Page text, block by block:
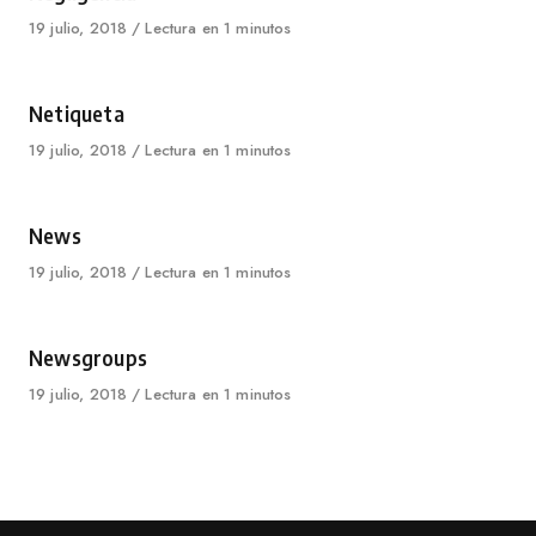
Published
19 julio, 2018 Lectura en 1 minutos
Category
Netiqueta
Published
19 julio, 2018 Lectura en 1 minutos
Category
News
Published
19 julio, 2018 Lectura en 1 minutos
Category
Newsgroups
Published
19 julio, 2018 Lectura en 1 minutos